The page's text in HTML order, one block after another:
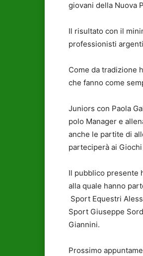
giovani della Nuova
Il risultato con il
professionisti
Come da tradizione
che fanno come
Juniors con Paola
polo Manager e
anche le partite di
parteciperà ai
Il pubblico presente
alla quale hanno
Sport Equestri
Sport Giuseppe
Giannini.
Prossimo